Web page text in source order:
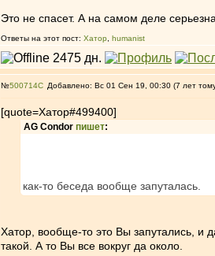
Это не спасет. А на самом деле
Ответы на этот пост: Хатор humanist
№500714 Добавлено: Вс 01 Сен 19, 00:30 (7 лет
[quote=Хатор#499400]
AG Condor пишет:
как-то беседа вообще запуталась.
Хатор, вообще-то это Вы запутались, и
такой. А то Вы все вокруг да около.